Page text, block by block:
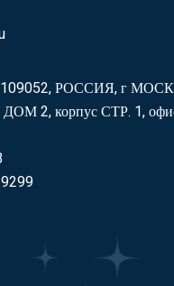
РОССИЯ, г
2, корпус СТР. 1,